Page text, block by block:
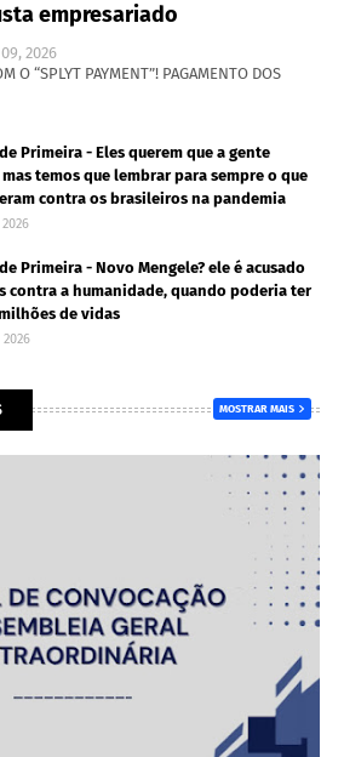
empresariado
2026
O “SPLYT PAYMENT”! PAGAMENTO DOS
Primeira - Eles querem que a gente
mas temos que lembrar para sempre o que
contra os brasileiros na pandemia
Primeira - Novo Mengele? ele é acusado
contra a humanidade, quando poderia ter
de vidas
MOSTRAR MAIS